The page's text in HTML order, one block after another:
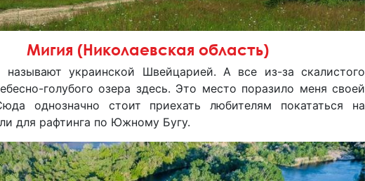
Мигия (Николаевская область)
украинской Швейцарией. А все из-за скалистого
голубого озера здесь. Это место поразило меня своей
однозначно стоит приехать любителям покататься на
для рафтинга по Южному Бугу.